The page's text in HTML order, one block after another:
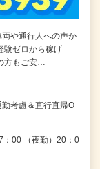
や通行人への声か
験ゼロから稼げ
方もご安…
考慮＆直行直帰O
：00 （夜勤）20：0